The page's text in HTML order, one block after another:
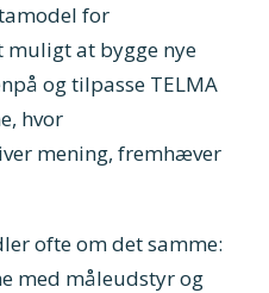
for
muligt at bygge nye
og tilpasse TELMA
hvor
mening, fremhæver
ofte om det samme:
med måleudstyr og